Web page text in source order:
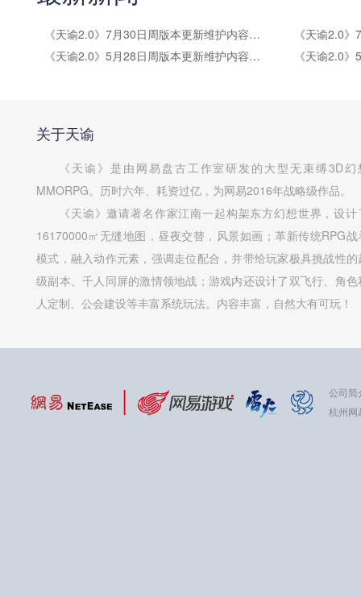
《天谕2.0》7月30日周版本更新维护内容公告
《天谕2.0》5月28日周版本更新维护内容公告
关于天谕
《天谕》是由网易盘古工作室研发的大型无束缚3D幻
MMORPG。历时六年、耗资过亿，为网易2016年战略级作品。
《天谕》邀请著名作家江南一起构架东方幻想世界，设计
16170000㎡无缝地图，昼夜交替，风景如画；革新传统RPG战
模式，融入动作元素，强调走位配合，并带给玩家极具挑战性的
级副本、千人同屏的激情领地战；游戏内还设计了双飞行、角色
人定制、公会建设等丰富系统玩法。内容丰富，自然大有可玩！
公司简
杭州